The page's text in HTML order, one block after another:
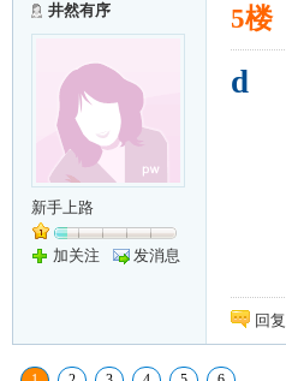
井然有序
新手上路
加关注 发消息
5楼
d
回复